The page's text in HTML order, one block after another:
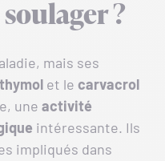
?
mais ses
thymol et le carvacrol
une activité
intéressante. Ils
impliqués dans